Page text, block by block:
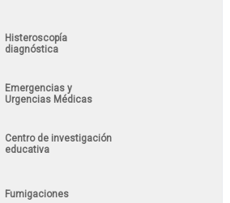
Histeroscopía
diagnóstica
Emergencias y
Urgencias Médicas
Centro de investigación
educativa
Fumigaciones